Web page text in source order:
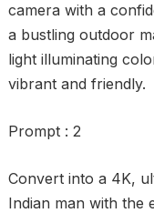
camera with a
a bustling outdoor
light illuminating
vibrant and friendly.
Prompt : 2
Convert into a 4K,
Indian man with the